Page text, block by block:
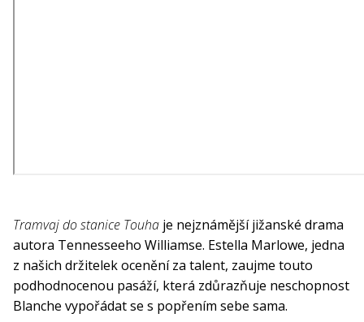
Tramvaj do stanice Touha je nejznámější jižanské drama
autora Tennesseeho Williamse. Estella Marlowe, jedna
z našich držitelek ocenění za talent, zaujme touto
podhodnocenou pasáží, která zdůrazňuje neschopnost
Blanche vypořádat se s popřením sebe sama.